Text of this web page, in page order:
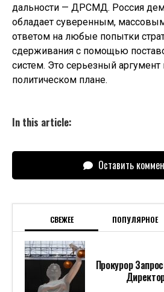
дальности — ДРСМД. Россия
обладает суверенным,
ответом на любые попытки
сдерживания с помощью
систем. Это серьезный
политическом плане.
In this article:
Оставить
СВЕЖЕЕ ПОПУЛЯРНОЕ
Прокурор